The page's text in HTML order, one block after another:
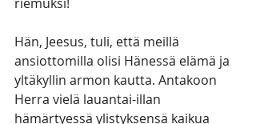
Hän, Jeesus, tuli, että meillä
ansiottomilla olisi Hänessä elämä ja
yltäkyllin armon kautta. Antakoon
Herra vielä lauantai-illan
hämärtyessä ylistyksensä kaikua